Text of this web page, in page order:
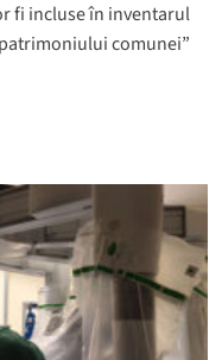
fi incluse în inventarul
patrimoniului comunei”